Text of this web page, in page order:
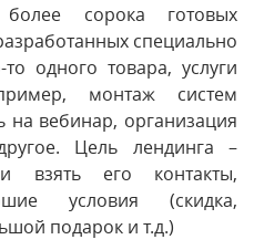
сорока готовых
специально
одного товара, услуги
монтаж систем
на вебинар, организация
Цель лендинга –
взять его контакты,
условия (скидка,
подарок и т.д.)